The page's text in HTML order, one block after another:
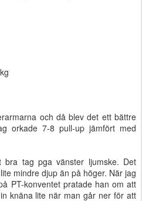
och då blev det ett bättre
orkade 7-8 pull-up jämfört med
tag pga vänster ljumske. Det
mindre djup än på höger. När jag
PT-konventet pratade han om att
knäna lite när man går ner för att